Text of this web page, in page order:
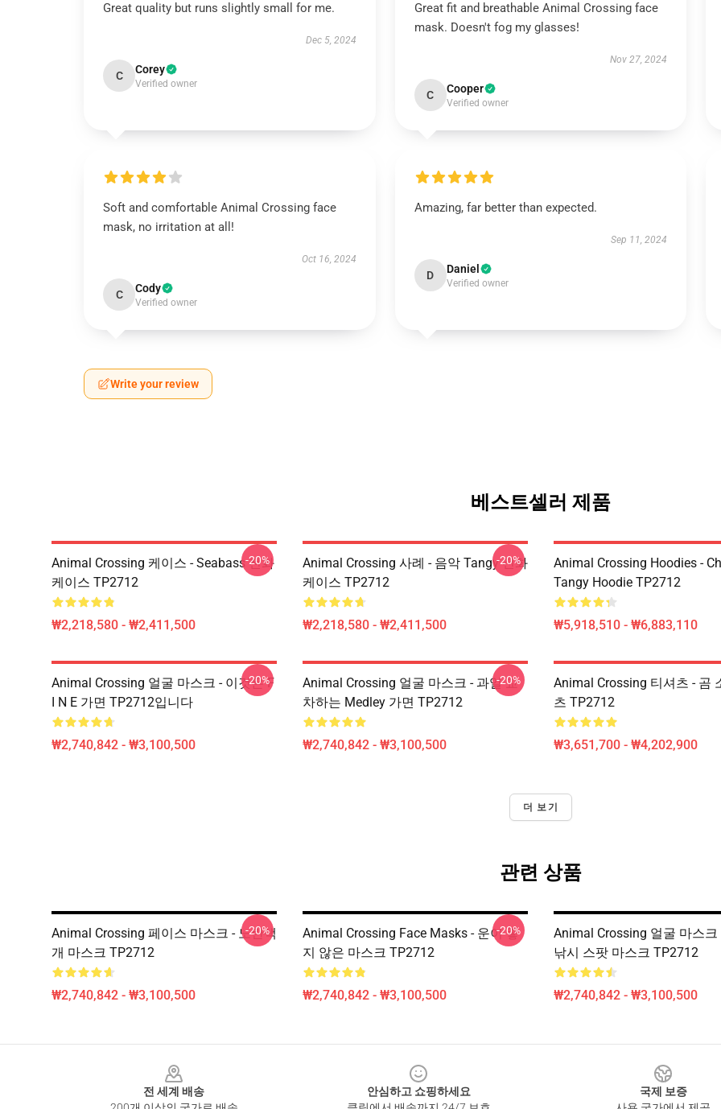
Great quality but runs slightly small for me.
Dec 5, 2024
C Corey
Verified owner
Great fit and breathable Animal Crossing face
mask. Doesn't fog my glasses!
Nov 27, 2024
C Cooper
Verified owner
Soft and comfortable Animal Crossing face
mask, no irritation at all!
Oct 16, 2024
C Cody
Verified owner
Amazing, far better than expected.
Sep 11, 2024
D Daniel
Verified owner
Write your review
베스트셀러 제품
Animal Crossing 케이스 - Seabass 전화
케이스 TP2712
₩2,218,580 - ₩2,411,500
-20%
Animal Crossing 사례 - 음악 Tangy 전화
케이스 TP2712
₩2,218,580 - ₩2,411,500
-20%
Animal Crossing Hoodies -
Tangy Hoodie TP2712
₩5,918,510 - ₩6,883,110
Animal Crossing 얼굴 마스크 - 이것은 F
I N E 가면 TP2712입니다
₩2,740,842 - ₩3,100,500
-20%
Animal Crossing 얼굴 마스크 - 과일 교
차하는 Medley 가면 TP2712
₩2,740,842 - ₩3,100,500
-20%
Animal Crossing 티셔츠 - 곰
츠 TP2712
₩3,651,700 - ₩4,202,900
더 보기
관련 상품
Animal Crossing 페이스 마스크 - 노란색
개 마스크 TP2712
₩2,740,842 - ₩3,100,500
-20%
Animal Crossing Face Masks - 운이 좋
지 않은 마스크 TP2712
₩2,740,842 - ₩3,100,500
-20%
Animal Crossing 얼굴 마스크
낚시 스팟 마스크 TP2712
₩2,740,842 - ₩3,100,500
전 세계 배송
안심하고 쇼핑하세요
국제 보증